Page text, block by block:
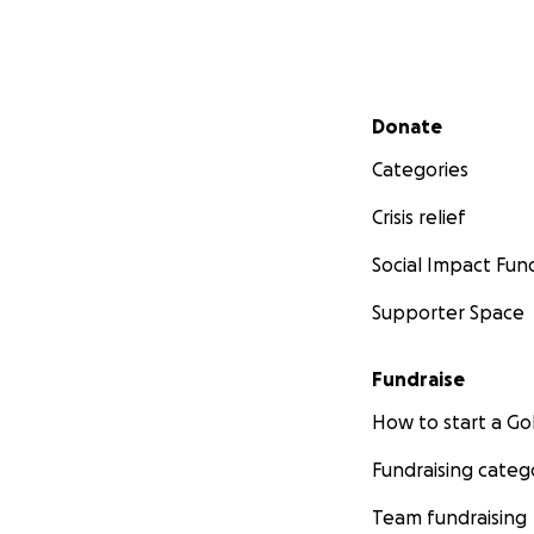
Secondary menu
Donate
Categories
Crisis relief
Social Impact
Supporter Space
Fundraise
How to start a
Fundraising
Team fundraising